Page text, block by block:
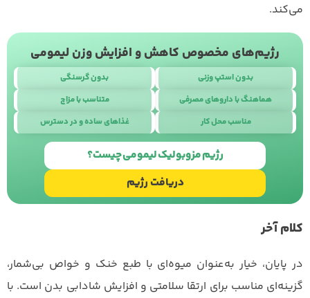
می‌کند.
رژیم‌های مخصوص کاهش و افزایش وزن لیمومی
بدون استپ وزنی
بدون گرسنگی
هماهنگ با داروهای مصرفی
متناسب با مزاج
مناسب محل کار
غذاهای ساده و در دسترس
رژیم مزوبولیک لیمومی چیست؟
دریافت رژیم
کلام آخر
در پایان، خیار به‌عنوان میوه‌ای با طبع خنک و خواص بی‌شمار،
گزینه‌ای مناسب برای ارتقا سلامتی و افزایش شادابی بدن است. با